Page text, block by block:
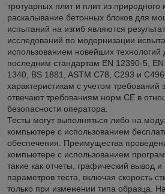
тротуарных плит и плит из
раскалывание бетонных блоков для
испытаний на изгиб являются
исследований по модернизации
использованием новейших технологий
последним стандартам EN 12390-5,
1340, BS 1881, ASTM C78, ​​C293 и
характеристикам с учетом требований
отвечают требованиям норм СЕ в
безопасности оператора.
Тесты могут выполняться либо на
компьютере с использованием
обеспечения. Преимущества
компьютере с использованием
такие как отчеты, графический вывод и
параметров теста, включая скорость
только при изменении типа образца.